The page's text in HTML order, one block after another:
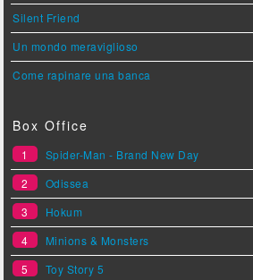
Silent Friend
Un mondo meraviglioso
Come rapinare una banca
Box Office
1
Spider-Man - Brand New Day
2
Odissea
3
Hokum
4
Minions & Monsters
5
Toy Story 5